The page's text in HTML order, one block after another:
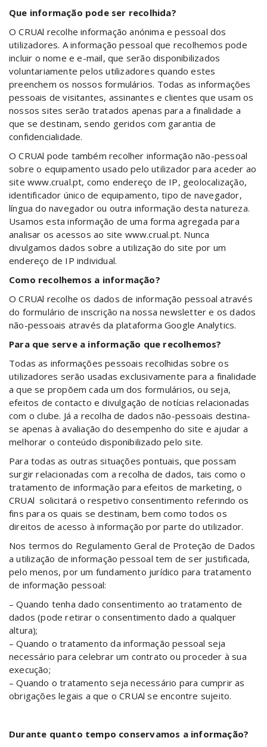
Que informação pode ser recolhida?
O CRUAl recolhe informação anónima e pessoal dos
utilizadores. A informação pessoal que recolhemos pode
incluir o nome e e-mail, que serão disponibilizados
voluntariamente pelos utilizadores quando estes
preenchem os nossos formulários. Todas as informações
pessoais de visitantes, assinantes e clientes que usam os
nossos sites serão tratados apenas para a finalidade a
que se destinam, sendo geridos com garantia de
confidencialidade.
O CRUAl pode também recolher informação não-pessoal
sobre o equipamento usado pelo utilizador para aceder ao
site www.crual.pt, como endereço de IP, geolocalização,
identificador único de equipamento, tipo de navegador,
língua do navegador ou outra informação desta natureza.
Usamos esta informação de uma forma agregada para
analisar os acessos ao site www.crual.pt. Nunca
divulgamos dados sobre a utilização do site por um
endereço de IP individual.
Como recolhemos a informação?
O CRUAl recolhe os dados de informação pessoal através
do formulário de inscrição na nossa newsletter e os dados
não-pessoais através da plataforma Google Analytics.
Para que serve a informação que recolhemos?
Todas as informações pessoais recolhidas sobre os
utilizadores serão usadas exclusivamente para a finalidade
a que se propõem cada um dos formulários, ou seja,
efeitos de contacto e divulgação de notícias relacionadas
com o clube. Já a recolha de dados não-pessoais destina-
se apenas à avaliação do desempenho do site e ajudar a
melhorar o conteúdo disponibilizado pelo site.
Para todas as outras situações pontuais, que possam
surgir relacionadas com a recolha de dados, tais como o
tratamento de informação para efeitos de marketing, o
CRUAl solicitará o respetivo consentimento referindo os
fins para os quais se destinam, bem como todos os
direitos de acesso à informação por parte do utilizador.
Nos termos do Regulamento Geral de Proteção de Dados
a utilização de informação pessoal tem de ser justificada,
pelo menos, por um fundamento jurídico para tratamento
de informação pessoal:
– Quando tenha dado consentimento ao tratamento de
dados (pode retirar o consentimento dado a qualquer
altura);
– Quando o tratamento da informação pessoal seja
necessário para celebrar um contrato ou proceder à sua
execução;
– Quando o tratamento seja necessário para cumprir as
obrigações legais a que o CRUAl se encontre sujeito.
Durante quanto tempo conservamos a informação?